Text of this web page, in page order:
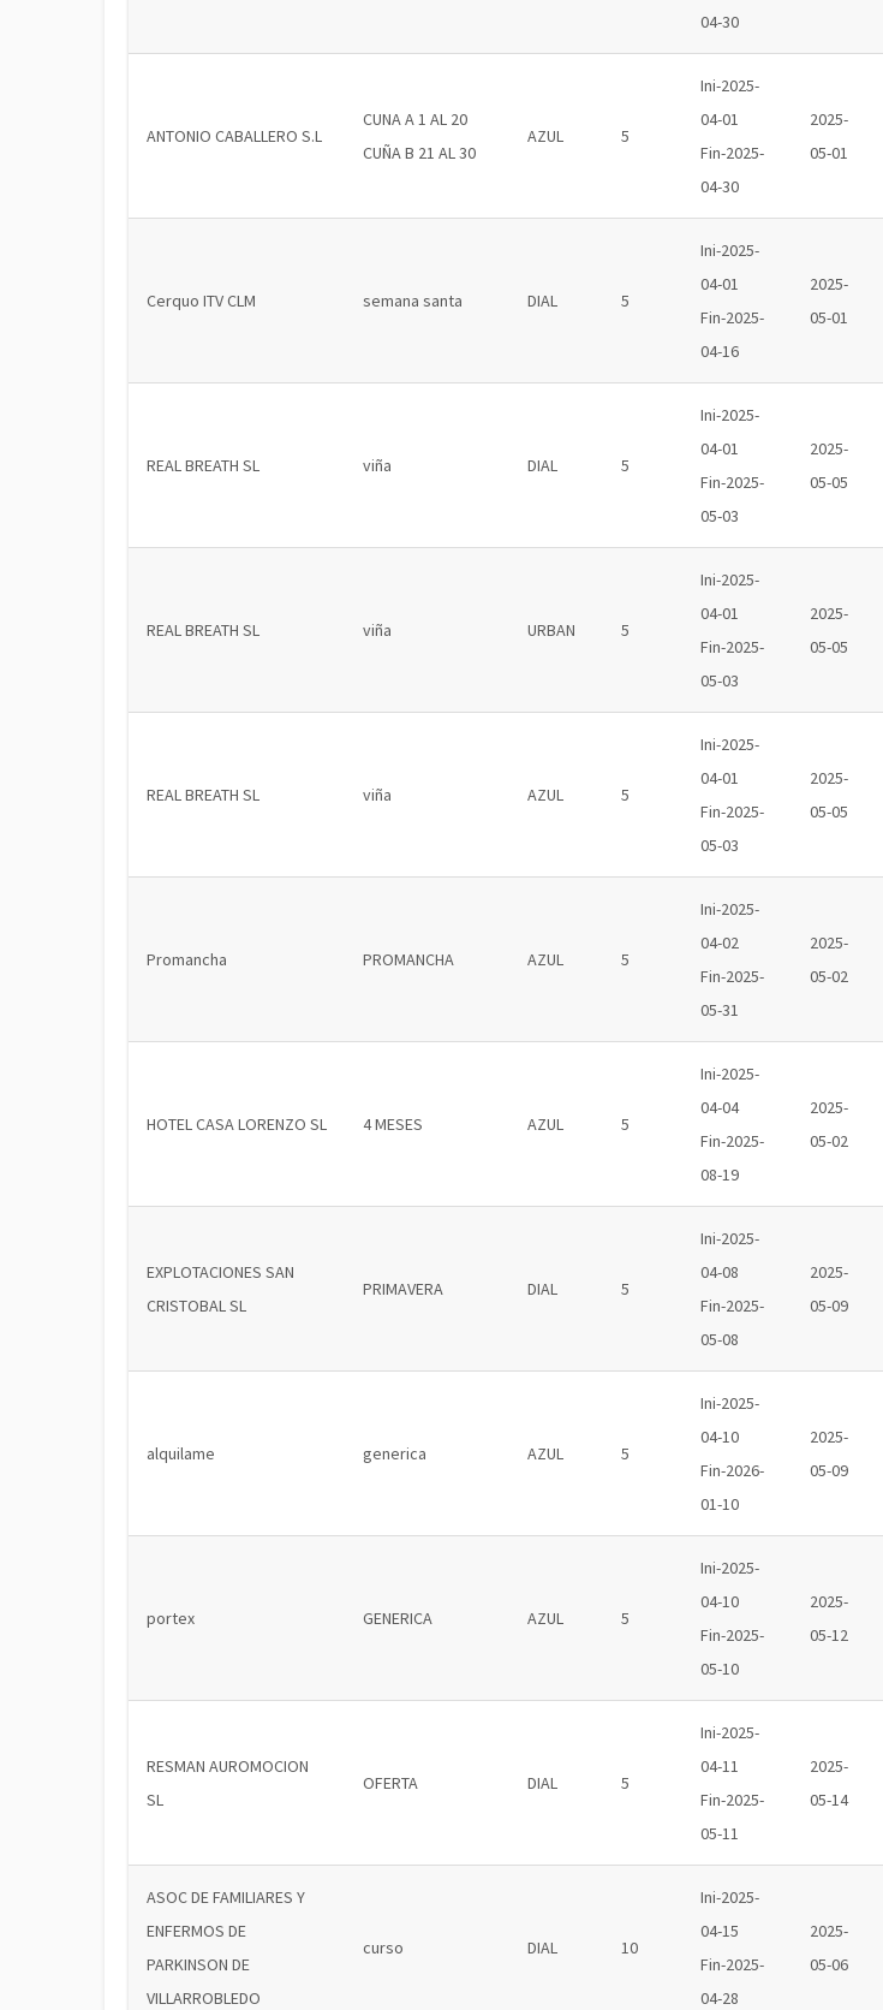
04-30
ANTONIO CABALLERO S.L
CUNA A 1 AL 20
CUÑA B 21 AL 30
AZUL 5
Ini-2025-
04-01
Fin-2025-
04-30
2025-
05-01
Cerquo ITV CLM semana santa DIAL 5
Ini-2025-
04-01
Fin-2025-
04-16
2025-
05-01
REAL BREATH SL viña DIAL 5
Ini-2025-
04-01
Fin-2025-
05-03
2025-
05-05
REAL BREATH SL viña URBAN 5
Ini-2025-
04-01
Fin-2025-
05-03
2025-
05-05
REAL BREATH SL viña AZUL 5
Ini-2025-
04-01
Fin-2025-
05-03
2025-
05-05
Promancha PROMANCHA AZUL 5
Ini-2025-
04-02
Fin-2025-
05-31
2025-
05-02
HOTEL CASA LORENZO SL 4 MESES AZUL 5
Ini-2025-
04-04
Fin-2025-
08-19
2025-
05-02
EXPLOTACIONES SAN
CRISTOBAL SL
PRIMAVERA DIAL 5
Ini-2025-
04-08
Fin-2025-
05-08
2025-
05-09
alquilame generica AZUL 5
Ini-2025-
04-10
Fin-2026-
01-10
2025-
05-09
portex GENERICA AZUL 5
Ini-2025-
04-10
Fin-2025-
05-10
2025-
05-12
RESMAN AUROMOCION
SL
OFERTA DIAL 5
Ini-2025-
04-11
Fin-2025-
05-11
2025-
05-14
ASOC DE FAMILIARES Y
ENFERMOS DE
PARKINSON DE
VILLARROBLEDO
curso DIAL 10
Ini-2025-
04-15
Fin-2025-
04-28
2025-
05-06